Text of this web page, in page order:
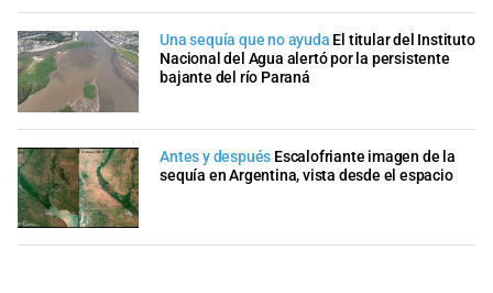
Una sequía que no ayuda El titular del Instituto
Nacional del Agua alertó por la persistente
bajante del río Paraná
Antes y después Escalofriante imagen de la
sequía en Argentina, vista desde el espacio